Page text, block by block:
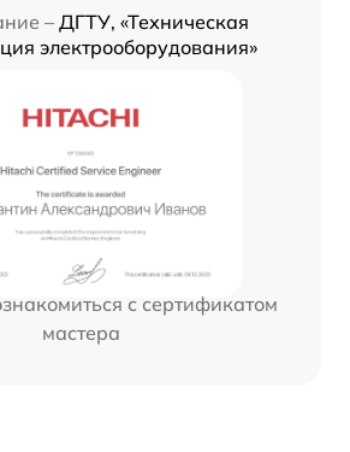
– ДГТУ, «Техническая
электрооборудования»
с сертификатом
мастера